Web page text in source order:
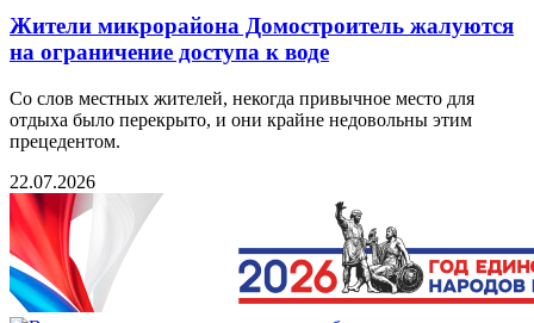
Жители микрорайона Домостроитель жалуются
на ограничение доступа к воде
Со слов местных жителей, некогда привычное место для
отдыха было перекрыто, и они крайне недовольны этим
прецедентом.
22.07.2026